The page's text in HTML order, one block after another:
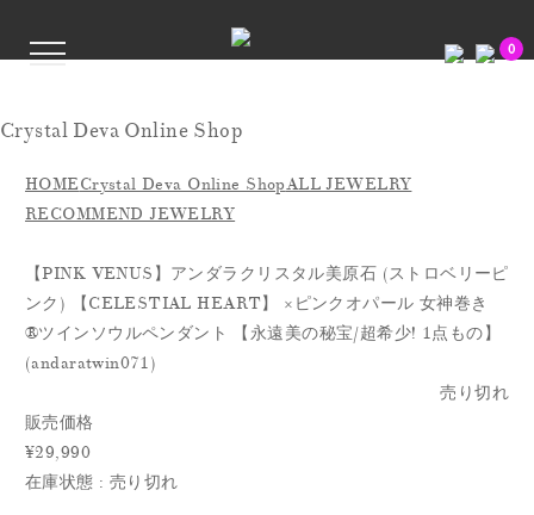
0
Crystal Deva Online Shop
HOMECrystal Deva Online ShopALL JEWELRY
RECOMMEND JEWELRY
【PINK VENUS】アンダラクリスタル美原石 (ストロベリーピ
ンク) 【CELESTIAL HEART】 ×ピンクオパール 女神巻き
® ツインソウルペンダント 【永遠美の秘宝/超希少! 1点もの】
(andaratwin071)
売り切れ
販売価格
¥29,990
在庫状態 : 売り切れ